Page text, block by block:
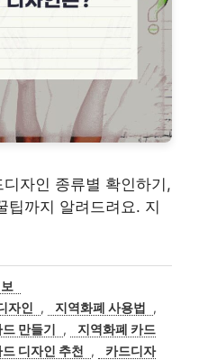
자인 종류별 확인하기,
팁까지 알려드려요. 지
자인 , 지역화폐 사용법
,
만들기 ,
지역화폐 카드
드 디자인 추천 ,
카드디자